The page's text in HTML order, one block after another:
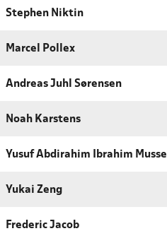
Stephen Niktin
Marcel Pollex
Andreas Juhl Sørensen
Noah Karstens
Yusuf Abdirahim Ibrahim Musse
Yukai Zeng
Frederic Jacob